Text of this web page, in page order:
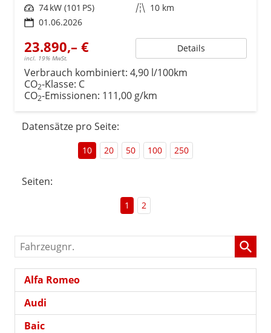
Leistung 74 kW (101 PS) Kilometerstand 10 km
01.06.2026
23.890,– €
incl. 19% MwSt.
Details
Verbrauch kombiniert: 4,90 l/100km
CO2-Klasse: C
CO2-Emissionen: 111,00 g/km
Datensätze pro Seite:
10 20 50 100 250
Seiten:
1 2
Fahrzeugnr.
Alfa Romeo
Audi
Baic